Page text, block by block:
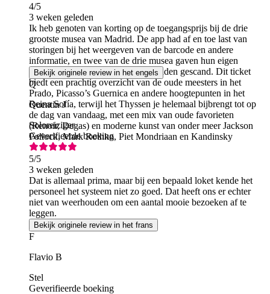
4/5
3 weken geleden
Ik heb genoten van korting op de toegangsprijs bij de drie
grootste musea van Madrid. De app had af en toe last van
storingen bij het weergeven van de barcode en andere
informatie, en twee van de drie musea gaven hun eigen
kaartjes af nadat ze die barcode hadden gescand. Dit ticket
biedt een prachtig overzicht van de oude meesters in het
Prado, Picasso’s Guernica en andere hoogtepunten in het
Reina Sofía, terwijl het Thyssen je helemaal bijbrengt tot op
de dag van vandaag, met een mix van oude favorieten
(Renoir, Degas) en moderne kunst van onder meer Jackson
Pollock, Mark Rothko, Piet Mondriaan en Kandinsky
Bekijk originele review in het engels
Q
Quentin J
Soloreiziger
Geverifieerde boeking
5/5
3 weken geleden
Dat is allemaal prima, maar bij een bepaald loket kende het
personeel het systeem niet zo goed. Dat heeft ons er echter
niet van weerhouden om een aantal mooie bezoeken af te
leggen.
Bekijk originele review in het frans
F
Flavio B
Stel
Geverifieerde boeking